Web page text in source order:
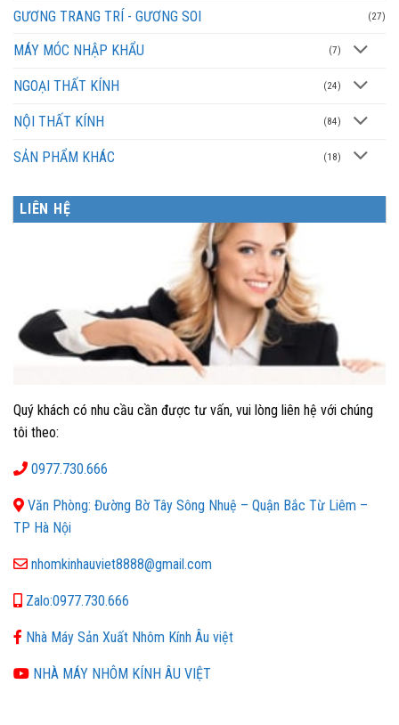
GƯƠNG TRANG TRÍ - GƯƠNG SOI (27)
MÁY MÓC NHẬP KHẨU (7)
NGOẠI THẤT KÍNH (24)
NỘI THẤT KÍNH (84)
SẢN PHẨM KHÁC (18)
LIÊN HỆ
Quý khách có nhu cầu cần được tư vấn, vui lòng liên hệ với chúng
tôi theo:
0977.730.666
Văn Phòng: Đường Bờ Tây Sông Nhuệ – Quận Bắc Từ Liêm –
TP Hà Nội
nhomkinhauviet8888@gmail.com
Zalo:0977.730.666
Nhà Máy Sản Xuất Nhôm Kính Âu việt
NHÀ MÁY NHÔM KÍNH ÂU VIỆT